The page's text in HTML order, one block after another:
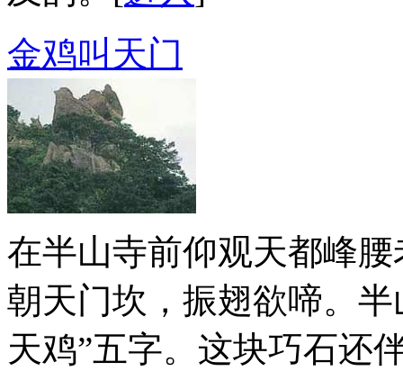
金鸡叫天门
在半山寺前仰观天都峰
朝天门坎，振翅欲啼。
天鸡”五字。这块巧石还